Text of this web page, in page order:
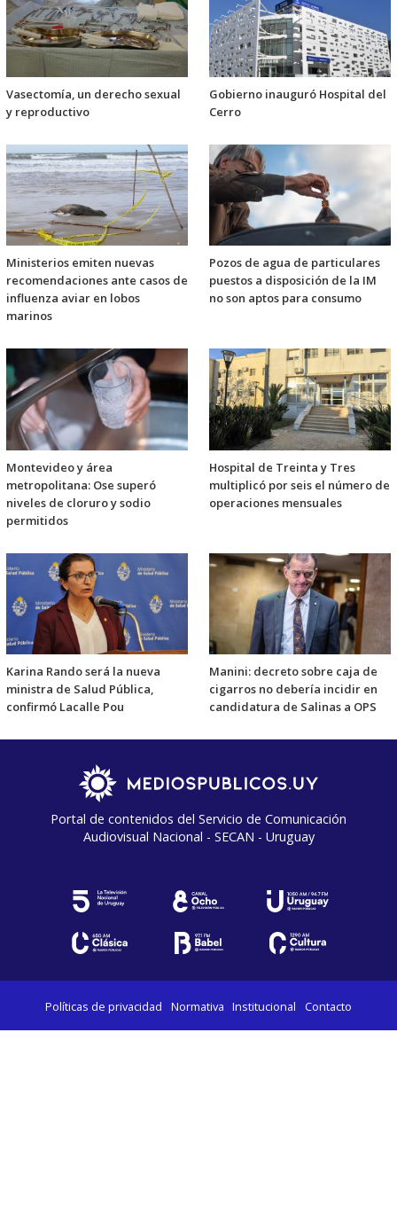
Vasectomía, un derecho sexual
y reproductivo
Gobierno inauguró Hospital del
Cerro
Ministerios emiten nuevas
recomendaciones ante casos de
influenza aviar en lobos
marinos
Pozos de agua de particulares
puestos a disposición de la IM
no son aptos para consumo
Montevideo y área
metropolitana: Ose superó
niveles de cloruro y sodio
permitidos
Hospital de Treinta y Tres
multiplicó por seis el número de
operaciones mensuales
Karina Rando será la nueva
ministra de Salud Pública,
confirmó Lacalle Pou
Manini: decreto sobre caja de
cigarros no debería incidir en
candidatura de Salinas a OPS
Portal de contenidos del Servicio de Comunicación
Audiovisual Nacional - SECAN - Uruguay
Políticas de privacidad Normativa Institucional Contacto